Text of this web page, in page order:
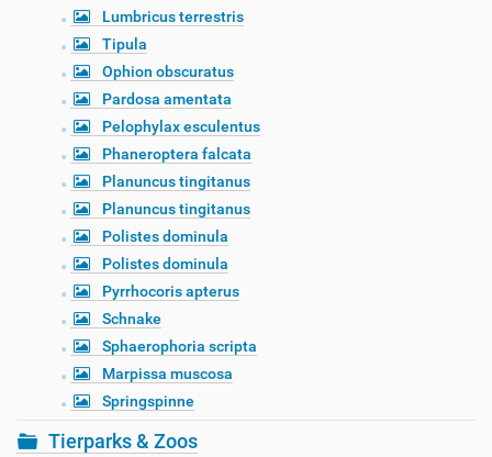
Lumbricus terrestris
Tipula
Ophion obscuratus
Pardosa amentata
Pelophylax esculentus
Phaneroptera falcata
Planuncus tingitanus
Planuncus tingitanus
Polistes dominula
Polistes dominula
Pyrrhocoris apterus
Schnake
Sphaerophoria scripta
Marpissa muscosa
Springspinne
Tierparks & Zoos